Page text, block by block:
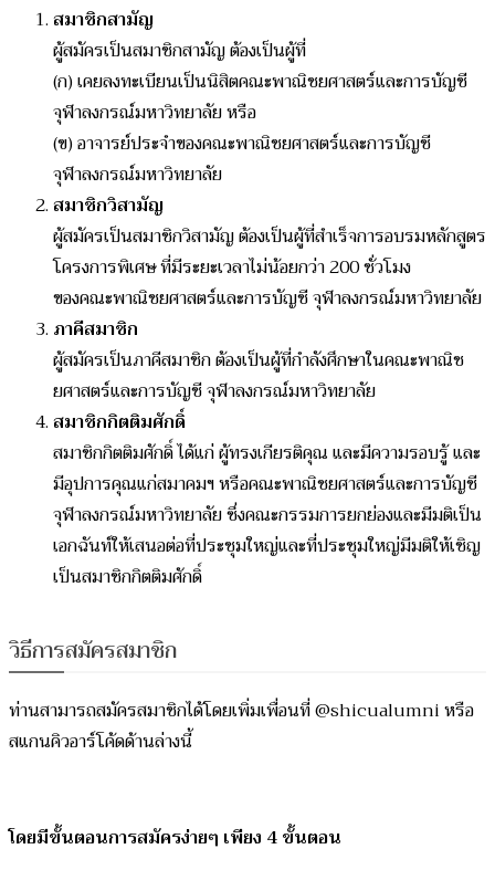
สมาชิกสามัญ
ผู้สมัครเป็นสมาชิกสามัญ ต้องเป็นผู้ที่
(ก) เคยลงทะเบียนเป็นนิสิตคณะพาณิชยศาสตร์และการบัญชี
จุฬาลงกรณ์มหาวิทยาลัย หรือ
(ข) อาจารย์ประจำของคณะพาณิชยศาสตร์และการบัญชี
จุฬาลงกรณ์มหาวิทยาลัย
สมาชิกวิสามัญ
ผู้สมัครเป็นสมาชิกวิสามัญ ต้องเป็นผู้ที่สำเร็จการอบรมหลักสูตร
โครงการพิเศษ ที่มีระยะเวลาไม่น้อยกว่า 200 ชั่วโมง
ของคณะพาณิชยศาสตร์และการบัญชี จุฬาลงกรณ์มหาวิทยาลัย
ภาคีสมาชิก
ผู้สมัครเป็นภาคีสมาชิก ต้องเป็นผู้ที่กำลังศึกษาในคณะพาณิช
ยศาสตร์และการบัญชี จุฬาลงกรณ์มหาวิทยาลัย
สมาชิกกิตติมศักดิ์
สมาชิกกิตติมศักดิ์ ได้แก่ ผู้ทรงเกียรติคุณ และมีความรอบรู้ และ
มีอุปการคุณแก่สมาคมฯ หรือคณะพาณิชยศาสตร์และการบัญชี
จุฬาลงกรณ์มหาวิทยาลัย ซึ่งคณะกรรมการยกย่องและมีมติเป็น
เอกฉันท์ให้เสนอต่อที่ประชุมใหญ่และที่ประชุมใหญ่มีมติให้เชิญ
เป็นสมาชิกกิตติมศักดิ์
วิธีการสมัครสมาชิก
ท่านสามารถสมัครสมาชิกได้โดยเพิ่มเพื่อนที่ @shicualumni หรือ
สแกนคิวอาร์โค้ดด้านล่างนี้
โดยมีขั้นตอนการสมัครง่ายๆ เพียง 4 ขั้นตอน